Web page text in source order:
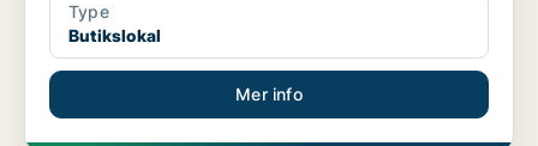
Type
Butikslokal
Mer info